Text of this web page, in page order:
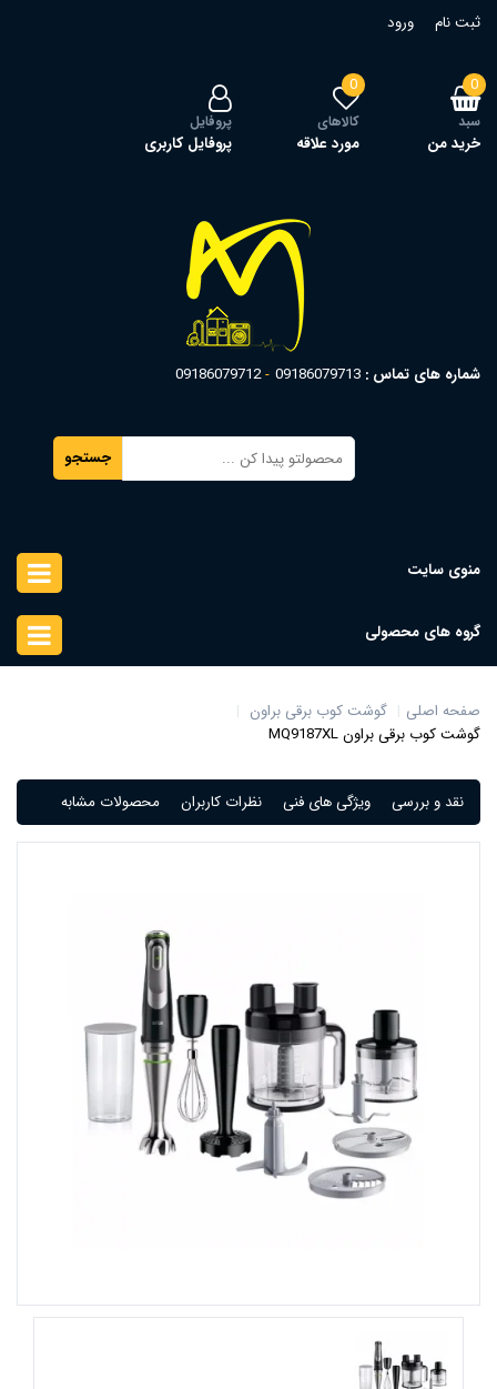
ثبت نام ورود
0
سبد
خرید من
0
کالاهای
مورد علاقه
پروفایل
پروفایل کاربری
شماره های تماس : 09186079713
09186079712
جستجو
منوی سایت
گروه های محصولی
صفحه اصلی
گوشت کوب برقی براون
گوشت کوب برقی براون MQ9187XL
نقد و بررسی ویژگی های فنی نظرات کاربران محصولات مشابه